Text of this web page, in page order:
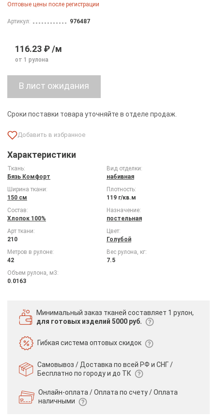
Оптовые цены после регистрации
Артикул: 976487
116.23 ₽ /м
от 1 рулона
Сроки поставки товара уточняйте в отделе продаж.
Характеристики
Ткань:
Бязь Комфорт
Вид отделки:
набивная
Ширина ткани:
150 см
Плотность:
119 г/кв.м
Состав:
Хлопок 100%
Назначение:
постельная
Арт ткани:
210
Цвет:
Голубой
Метров в рулоне:
42
Вес рулона, кг:
7.5
Объем рулона, м3:
0.0163
Минимальный заказ тканей составляет 1 рулон,
для готовых изделий 5000 руб.
Гибкая системаоптовых скидок
Самовывоз / Доставка по всей РФ и СНГ /
Бесплатно по городу и до ТК
Онлайн-оплата / Оплата по счету /Оплата
наличными